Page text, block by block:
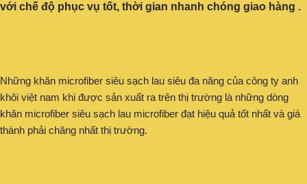
với chế độ phục vụ tốt, thời gian nhanh chóng giao hàng .
Những khăn microfiber siêu sạch lau siêu đa năng của công ty anh
khôi việt nam khi được sản xuất ra trên thị trường là những dòng
khăn microfiber siêu sạch lau microfiber đạt hiệu quả tốt nhất và giá
thành phải chăng nhất thị trường.